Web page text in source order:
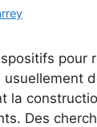
pour
usuellement
la
Des